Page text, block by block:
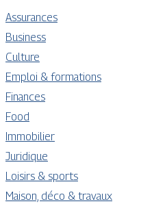
Assurances
Business
Culture
Emploi & formations
Finances
Food
Immobilier
Juridique
Loisirs & sports
Maison, déco & travaux